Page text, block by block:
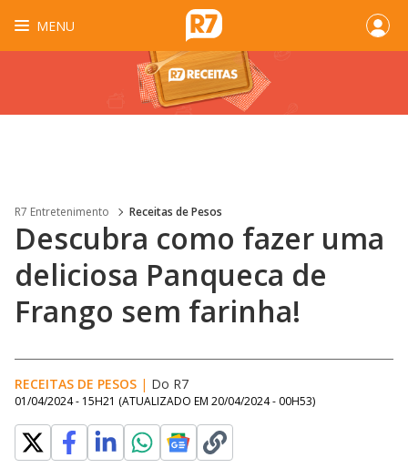
MENU
R7 Entretenimento Receitas de Pesos
Descubra como fazer uma
deliciosa Panqueca de
Frango sem farinha!
RECEITAS DE PESOS | Do R7
01/04/2024 - 15H21 (ATUALIZADO EM 20/04/2024 - 00H53)